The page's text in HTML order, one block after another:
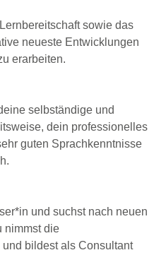
sowie das
neueste Entwicklungen
erarbeiten.
selbständige und
dein professionelles
guten Sprachkenntnisse
und suchst nach neuen
nimmst die
bildest als Consultant